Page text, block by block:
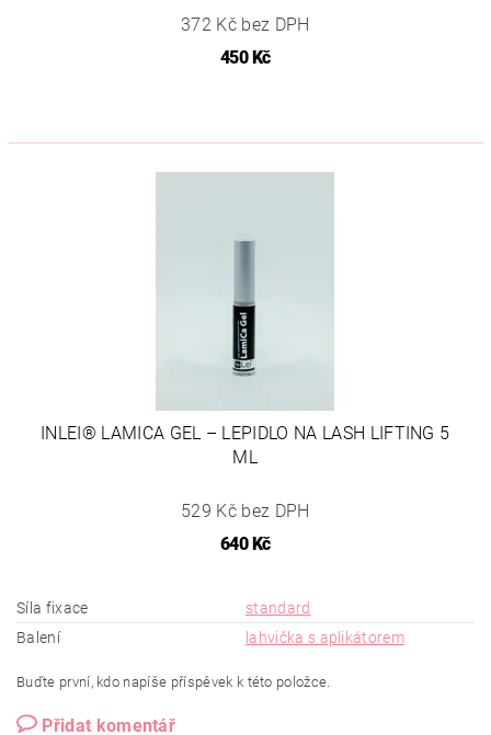
372 Kč bez DPH
450 Kč
INLEI® LAMICA GEL – LEPIDLO NA LASH LIFTING 5
ML
529 Kč bez DPH
640 Kč
Síla fixace
standard
Balení
lahvička s aplikátorem
Buďte první, kdo napíše příspěvek k této položce.
Přidat komentář